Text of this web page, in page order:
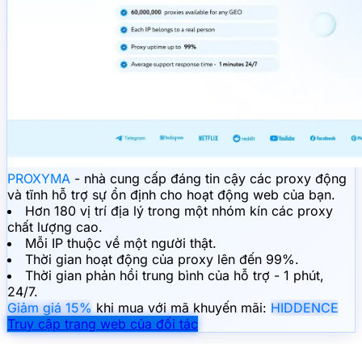
PROXYMA - nhà cung cấp đáng tin cậy các proxy động
và tĩnh hỗ trợ sự ổn định cho hoạt động web của bạn.
Hơn 180 vị trí địa lý trong một nhóm kín các proxy
chất lượng cao.
Mỗi IP thuộc về một người thật.
Thời gian hoạt động của proxy lên đến 99%.
Thời gian phản hồi trung bình của hỗ trợ - 1 phút,
24/7.
Giảm giá 15% khi mua với mã khuyến mãi: HIDDENCE
Truy cập trang web của đối tác